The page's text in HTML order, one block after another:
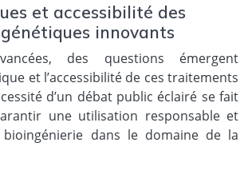
et accessibilité des
innovants
des questions émergent
et l’accessibilité de ces traitements
d’un débat public éclairé se fait
une utilisation responsable et
dans le domaine de la